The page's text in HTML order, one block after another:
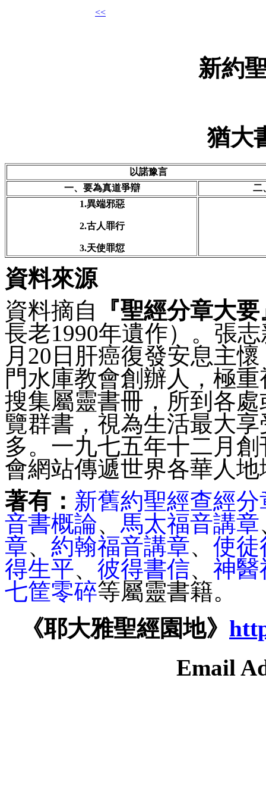
<<
新約
猶大
以諾豫言
一、要為真道爭辯
二
1.異端邪惡
2.古人罪行
3.天使罪愆
資料來源
資料摘自
『聖經分章大
長老1990年遺作）。 張志
月20日肝癌復發安息主
門水庫教會創辦人，極
搜集屬靈書冊，所到各
覽群書，視為生活最大
多。一九七五年十二月
會網站傳遞世界各華人地
著有： 新舊約聖經查經
音書概論、 馬太福音講章
章、 約翰福音講章、 使徒
得生平、 彼得書信、 神醫
七筐零碎等屬靈書籍。
《耶大雅聖經園地》
Email